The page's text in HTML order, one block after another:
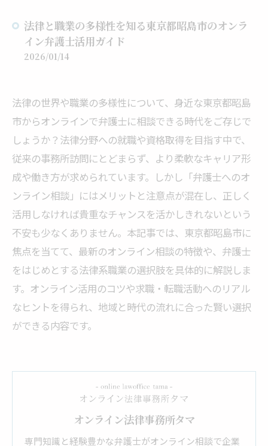
法律と職業の多様性を知る東京都昭島市のオンラ
イン弁護士活用ガイド
2026/01/14
法律の世界や職業の多様性について、身近な東京都昭島
市からオンラインで弁護士に相談できる時代をご存じで
しょうか？法律分野への就職や資格取得を目指す中で、
従来の事務所訪問にとどまらず、より柔軟なキャリア形
成や働き方が求められています。しかし「弁護士へのオ
ンライン相談」にはメリットと注意点が混在し、正しく
活用しなければ貴重なチャンスを活かしきれないという
不安も少なくありません。本記事では、東京都昭島市に
焦点を当てて、最新のオンライン相談の特徴や、弁護士
をはじめとする法律系職業の選択肢を具体的に解説しま
す。オンライン活用のコツや求職・転職活動へのリアル
なヒントを得られ、地域と時代の流れに合った賢い選択
ができる内容です。
オンライン法律事務所タマ
専門知識と経験豊かな弁護士がオンライン相談で企業